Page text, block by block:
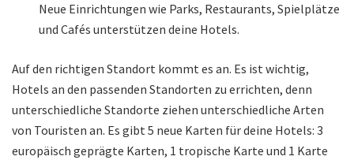
Neue Einrichtungen wie Parks, Restaurants, Spielplätze
und Cafés unterstützen deine Hotels.
Auf den richtigen Standort kommt es an. Es ist wichtig,
Hotels an den passenden Standorten zu errichten, denn
unterschiedliche Standorte ziehen unterschiedliche Arten
von Touristen an. Es gibt 5 neue Karten für deine Hotels: 3
europäisch geprägte Karten, 1 tropische Karte und 1 Karte